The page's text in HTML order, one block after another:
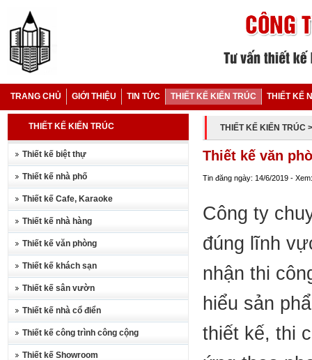
TRANG CHỦ GIỚI THIỆU TIN TỨC THIẾT KẾ KIẾN TRÚC THIẾT KẾ
THIẾT KẾ KIẾN TRÚC
Thiết kế biệt thự
Thiết kế nhà phố
Thiết kế Cafe, Karaoke
Thiết kế nhà hàng
Thiết kế văn phòng
Thiết kế khách sạn
Thiết kế sân vườn
Thiết kế nhà cổ điển
Thiết kế công trình công cộng
Thiết kế Showroom
THIẾT KẾ KIẾN TRÚC
Thiết kế văn
Tin đăng ngày: 14/6/2019 -
Công ty
đúng lĩnh
nhận thi
hiểu sản
thiết kế, thi